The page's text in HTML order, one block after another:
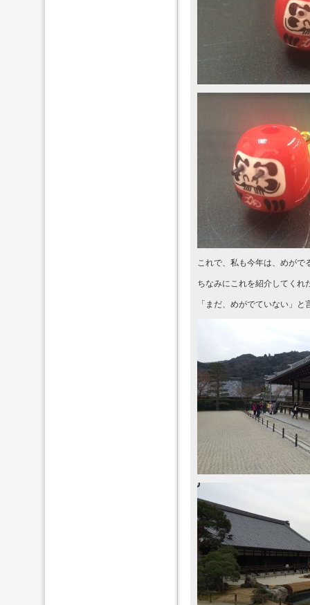
これで、私も今年は、めがで
ちなみにこれを紹介してくれ
「まだ、めがでていない」と